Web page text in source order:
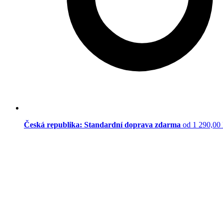
Česká republika: Standardní doprava zdarma od 1 290,00